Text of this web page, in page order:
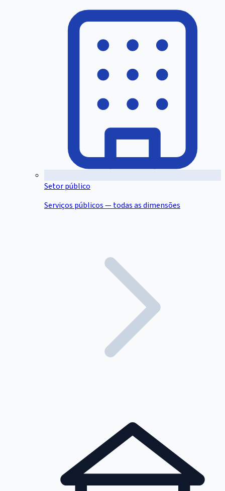
Setor público
Serviços públicos — todas as dimensões